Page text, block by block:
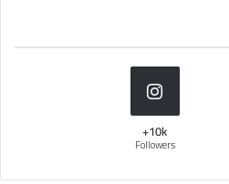
10k+
Followers